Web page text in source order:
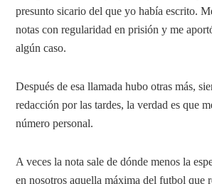
presunto sicario del que yo había escrito.
notas con regularidad en prisión y me
algún caso.
Después de esa llamada hubo otras más,
redacción por las tardes, la verdad es que
número personal.
A veces la nota sale de dónde menos la
en nosotros aquella máxima del futbol que